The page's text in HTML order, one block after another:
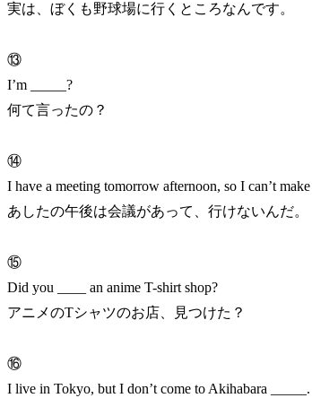
実は、ぼくも野球場に行くところなんです。
⑬
I’m _____?
何て言ったの？
⑭
I have a meeting tomorrow afternoon, so I can’t
あしたの午後は会議があって、行けないんだ。
⑮
Did you ____ an anime T-shirt shop?
アニメのTシャツのお店、見つけた？
⑯
I live in Tokyo, but I don’t come to Akihabara _____.